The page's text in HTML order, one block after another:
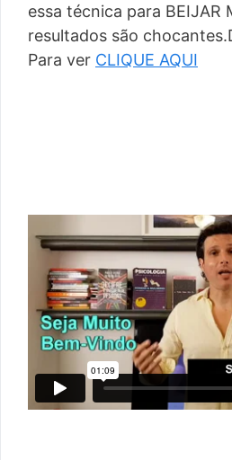
essa técnica para BEIJAR
resultados são
Para ver CLIQUE AQUI